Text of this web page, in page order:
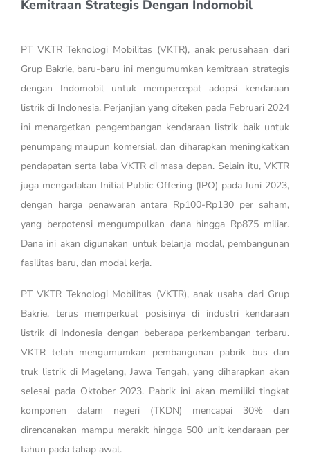
Kemitraan Strategis Dengan Indomobil
PT VKTR Teknologi Mobilitas (VKTR), anak perusahaan dari
Grup Bakrie, baru-baru ini mengumumkan kemitraan strategis
dengan Indomobil untuk mempercepat adopsi kendaraan
listrik di Indonesia. Perjanjian yang diteken pada Februari 2024
ini menargetkan pengembangan kendaraan listrik baik untuk
penumpang maupun komersial, dan diharapkan meningkatkan
pendapatan serta laba VKTR di masa depan. Selain itu, VKTR
juga mengadakan Initial Public Offering (IPO) pada Juni 2023,
dengan harga penawaran antara Rp100-Rp130 per saham,
yang berpotensi mengumpulkan dana hingga Rp875 miliar.
Dana ini akan digunakan untuk belanja modal, pembangunan
fasilitas baru, dan modal kerja.
PT VKTR Teknologi Mobilitas (VKTR), anak usaha dari Grup
Bakrie, terus memperkuat posisinya di industri kendaraan
listrik di Indonesia dengan beberapa perkembangan terbaru.
VKTR telah mengumumkan pembangunan pabrik bus dan
truk listrik di Magelang, Jawa Tengah, yang diharapkan akan
selesai pada Oktober 2023. Pabrik ini akan memiliki tingkat
komponen dalam negeri (TKDN) mencapai 30% dan
direncanakan mampu merakit hingga 500 unit kendaraan per
tahun pada tahap awal.